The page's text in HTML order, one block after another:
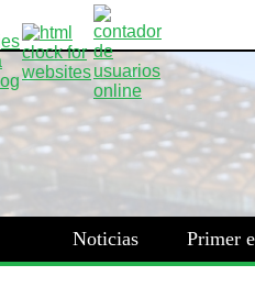
Noticias Primer